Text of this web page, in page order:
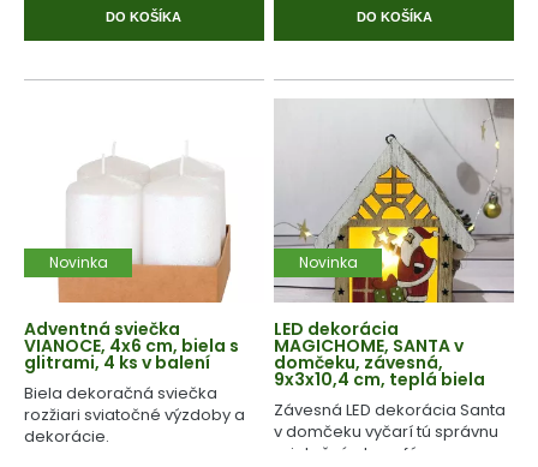
DO KOŠÍKA DO KOŠÍKA
Novinka
Adventná sviečka
VIANOCE, 4x6 cm, biela s
glitrami, 4 ks v balení
Biela dekoračná sviečka
rozžiari sviatočné výzdoby a
dekorácie.
Novinka
LED dekorácia
MAGICHOME, SANTA v
domčeku, závesná,
9x3x10,4 cm, teplá biela
Závesná LED dekorácia Santa
v domčeku vyčarí tú správnu
sviatočnú atmosféru.